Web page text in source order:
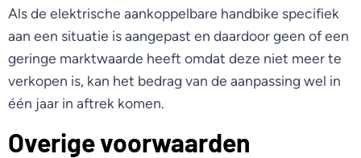
Als de elektrische aankoppelbare handbike specifiek
aan een situatie is aangepast en daardoor geen of een
geringe marktwaarde heeft omdat deze niet meer te
verkopen is, kan het bedrag van de aanpassing wel in
één jaar in aftrek komen.
Overige voorwaarden